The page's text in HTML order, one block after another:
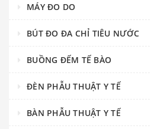
MÁY ĐO DO
BÚT ĐO ĐA CHỈ TIÊU NƯỚC
BUỒNG ĐẾM TẾ BÀO
ĐÈN PHẪU THUẬT Y TẾ
BÀN PHẪU THUẬT Y TẾ